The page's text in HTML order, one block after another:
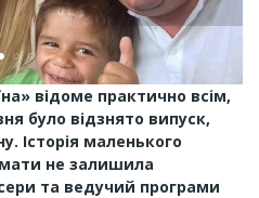
відоме практично всім,
було відзнято випуск,
Історія маленького
не залишила
та ведучий програми